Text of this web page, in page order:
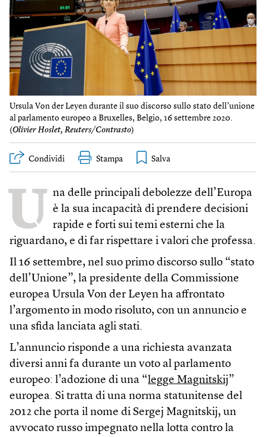
Ursula Von der Leyen durante il suo discorso sullo stato dell’unione
al parlamento europeo a Bruxelles, Belgio, 16 settembre 2020.
(Olivier Hoslet, Reuters/Contrasto)
Condividi Stampa
U na delle principali debolezze dell’Europa
è la sua incapacità di prendere decisioni
rapide e forti sui temi esterni che la
riguardano, e di far rispettare i valori che professa.
Il 16 settembre, nel suo primo discorso sullo “stato
dell’Unione”, la presidente della Commissione
europea Ursula Von der Leyen ha affrontato
l’argomento in modo risoluto, con un annuncio e
una sfida lanciata agli stati.
L’annuncio risponde a una richiesta avanzata
diversi anni fa durante un voto al parlamento
europeo: l’adozione di una “legge Magnitskij”
europea. Si tratta di una norma statunitense del
2012 che porta il nome di Sergej Magnitskij, un
avvocato russo impegnato nella lotta contro la